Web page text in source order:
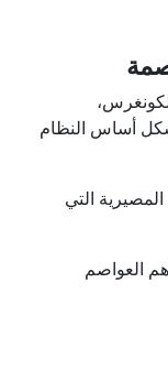
أساس النظام
التي
العواصم